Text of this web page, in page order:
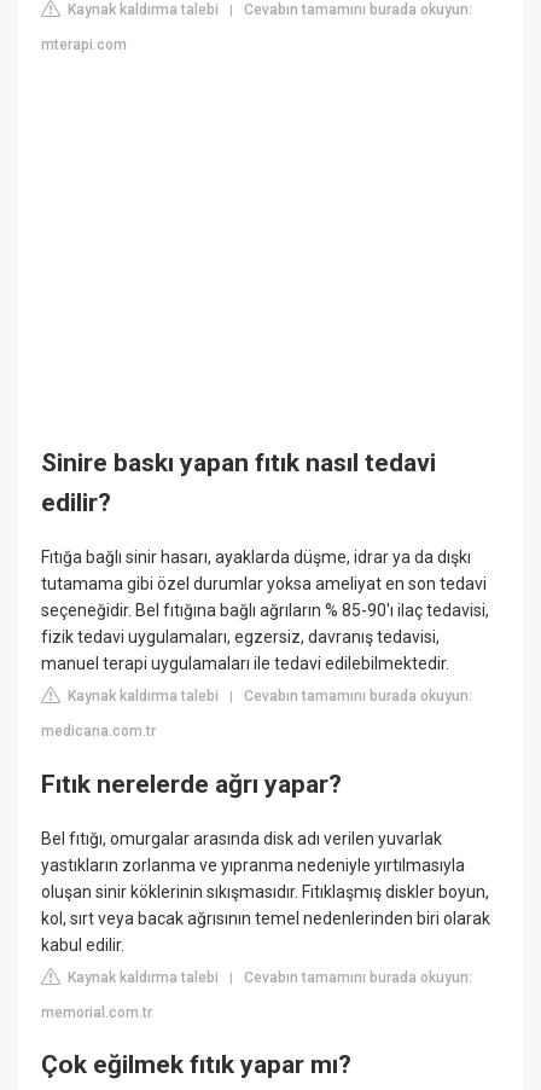
Kaynak kaldırma talebi |Cevabın tamamını burada okuyun:
mterapi.com
Sinire baskı yapan fıtık nasıl tedavi
edilir?
Fıtığa bağlı sinir hasarı, ayaklarda düşme, idrar ya da dışkı
tutamama gibi özel durumlar yoksa ameliyat en son tedavi
seçeneğidir. Bel fıtığına bağlı ağrıların % 85-90'ı ilaç tedavisi,
fizik tedavi uygulamaları, egzersiz, davranış tedavisi,
manuel terapi uygulamaları ile tedavi edilebilmektedir.
Kaynak kaldırma talebi |Cevabın tamamını burada okuyun:
medicana.com.tr
Fıtık nerelerde ağrı yapar?
Bel fıtığı, omurgalar arasında disk adı verilen yuvarlak
yastıkların zorlanma ve yıpranma nedeniyle yırtılmasıyla
oluşan sinir köklerinin sıkışmasıdır. Fıtıklaşmış diskler boyun,
kol, sırt veya bacak ağrısının temel nedenlerinden biri olarak
kabul edilir.
Kaynak kaldırma talebi |Cevabın tamamını burada okuyun:
memorial.com.tr
Çok eğilmek fıtık yapar mı?